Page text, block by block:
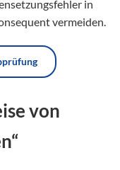
in
vermeiden.
von